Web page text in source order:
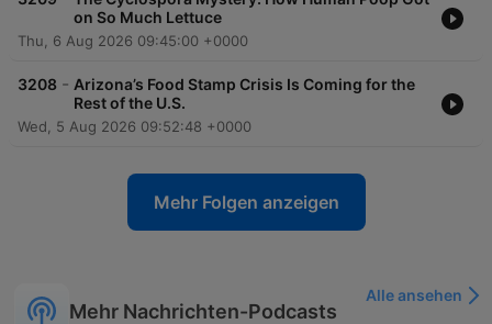
on So Much Lettuce
Thu, 6 Aug 2026 09:45:00 +0000
3208 - Arizona’s Food Stamp Crisis Is Coming for the
Rest of the U.S.
Wed, 5 Aug 2026 09:52:48 +0000
Mehr Folgen anzeigen
Mehr Nachrichten-Podcasts
Alle ansehen